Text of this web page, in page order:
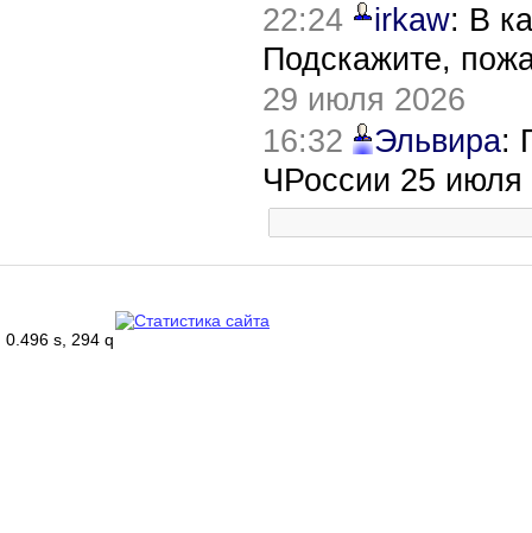
22:24
irkaw: В
Подскажите,
29 июля 2026
16:32
Эльвира:
ЧРоссии 25 июля
0.496 s, 294 q